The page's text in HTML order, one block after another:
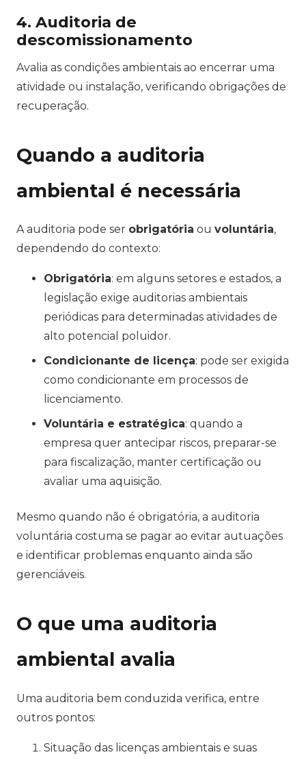
4. Auditoria de
descomissionamento
Avalia as condições ambientais ao encerrar uma
atividade ou instalação, verificando obrigações de
recuperação.
Quando a auditoria
ambiental é necessária
A auditoria pode ser obrigatória ou voluntária,
dependendo do contexto:
Obrigatória: em alguns setores e estados, a
legislação exige auditorias ambientais
periódicas para determinadas atividades de
alto potencial poluidor.
Condicionante de licença: pode ser exigida
como condicionante em processos de
licenciamento.
Voluntária e estratégica: quando a
empresa quer antecipar riscos, preparar-se
para fiscalização, manter certificação ou
avaliar uma aquisição.
Mesmo quando não é obrigatória, a auditoria
voluntária costuma se pagar ao evitar autuações
e identificar problemas enquanto ainda são
gerenciáveis.
O que uma auditoria
ambiental avalia
Uma auditoria bem conduzida verifica, entre
outros pontos:
Situação das licenças ambientais e suas